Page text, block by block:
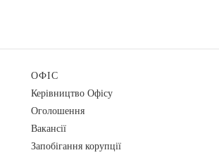
ОФІС
Керівництво Офісу
Оголошення
Вакансії
Запобігання корупції